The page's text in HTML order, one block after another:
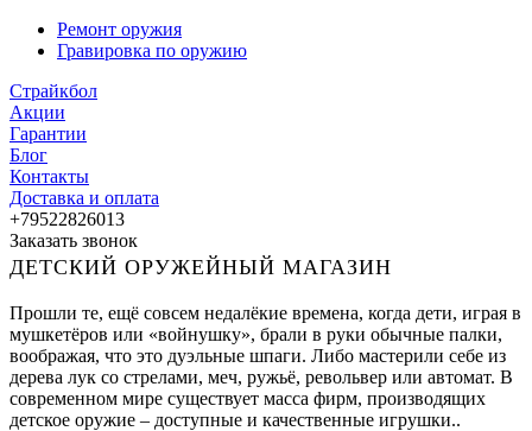
Ремонт оружия
Гравировка по оружию
Страйкбол
Акции
Гарантии
Блог
Контакты
Доставка и оплата
+79522826013
Заказать звонок
ДЕТСКИЙ ОРУЖЕЙНЫЙ МАГАЗИН
Прошли те, ещё совсем недалёкие времена, когда дети, играя в
мушкетёров или «войнушку», брали в руки обычные палки,
воображая, что это дуэльные шпаги. Либо мастерили себе из
дерева лук со стрелами, меч, ружьё, револьвер или автомат. В
современном мире существует масса фирм, производящих
детское оружие – доступные и качественные игрушки..